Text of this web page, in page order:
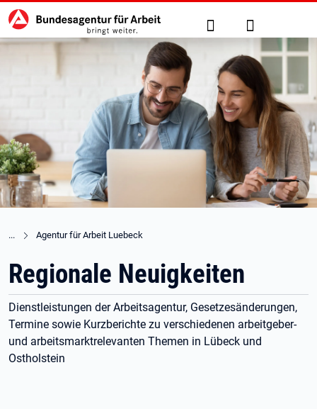
zu den Hauptinhalten springen
Hauptnavigation Suche Anmelden
Agentur für Arbeit Luebeck
Regionale Neuigkeiten
Dienstleistungen der Arbeitsagentur, Gesetzesänderungen,
Termine sowie Kurzberichte zu verschiedenen arbeitgeber-
und arbeitsmarktrelevanten Themen in Lübeck und
Ostholstein